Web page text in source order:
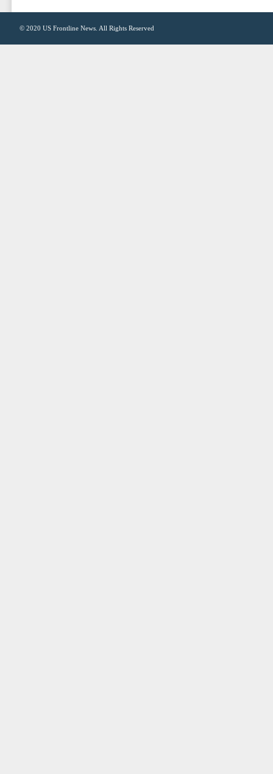
© 2020 US Frontline News . All Rights Reserved